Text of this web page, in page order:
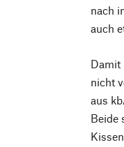
nach
auch
Damit
nicht
aus
Beide